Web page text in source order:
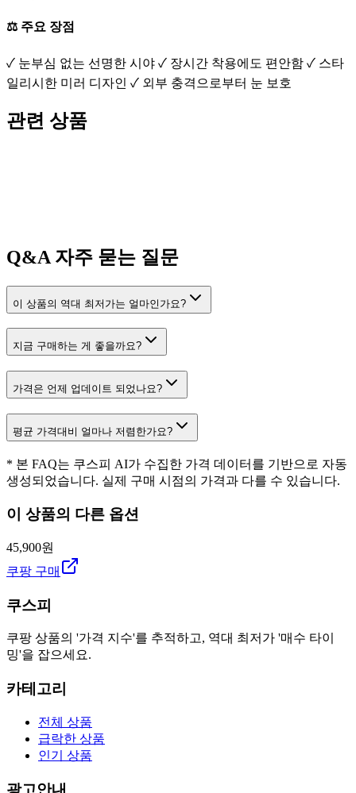
⚖️ 주요 장점
✓ 눈부심 없는 선명한 시야 ✓ 장시간 착용에도 편안함 ✓ 스타
일리시한 미러 디자인 ✓ 외부 충격으로부터 눈 보호
관련 상품
Q&A 자주 묻는 질문
이 상품의 역대 최저가는 얼마인가요?
지금 구매하는 게 좋을까요?
가격은 언제 업데이트 되었나요?
평균 가격대비 얼마나 저렴한가요?
* 본 FAQ는 쿠스피 AI가 수집한 가격 데이터를 기반으로 자동
생성되었습니다. 실제 구매 시점의 가격과 다를 수 있습니다.
이 상품의 다른 옵션
45,900원
쿠팡 구매
쿠스피
쿠팡 상품의 '가격 지수'를 추적하고, 역대 최저가 '매수 타이
밍'을 잡으세요.
카테고리
전체 상품
급락한 상품
인기 상품
광고안내